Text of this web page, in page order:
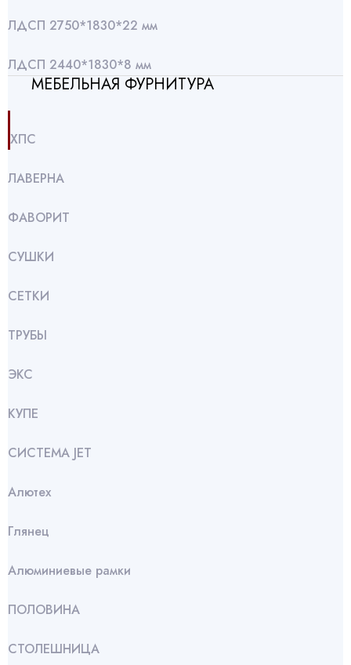
ЛДСП 2750*1830*22 мм
ЛДСП 2440*1830*8 мм
МЕБЕЛЬНАЯ ФУРНИТУРА
ХПС
ЛАВЕРНА
ФАВОРИТ
СУШКИ
СЕТКИ
ТРУБЫ
ЭКС
КУПЕ
СИСТЕМА JET
Алютех
Глянец
Алюминиевые рамки
ПОЛОВИНА
СТОЛЕШНИЦА